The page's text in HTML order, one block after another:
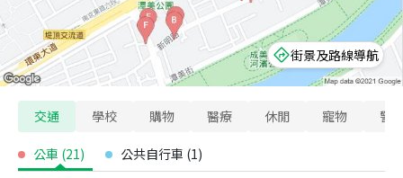
街景及路線導航
交通 學校 購物 醫療 休閒 寵物 警
公車 (21) 公共自行車 (1)